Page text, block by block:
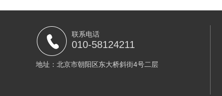
联系电话
010-58124211
地址：北京市朝阳区东大桥斜街4号二层